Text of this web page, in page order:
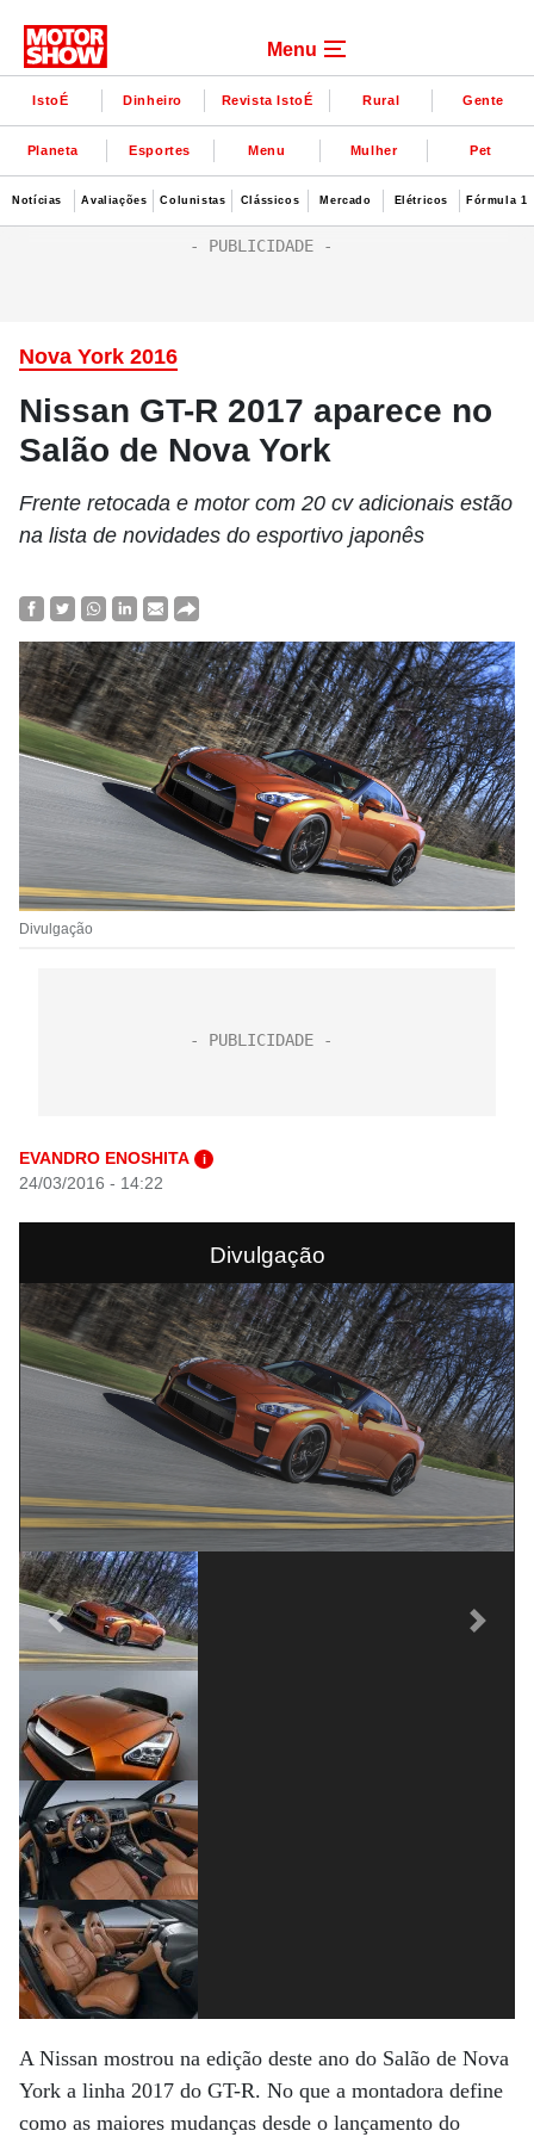
Menu
IstoÉ Dinheiro Revista IstoÉ Rural Gente
Planeta Esportes Menu Mulher Pet
Notícias Avaliações Colunistas Clássicos Mercado Elétricos Fórmula 1
Nova York 2016
Nissan GT-R 2017 aparece no
Salão de Nova York
Frente retocada e motor com 20 cv adicionais estão
na lista de novidades do esportivo japonês
Divulgação
EVANDRO ENOSHITA i
24/03/2016 - 14:22
Divulgação
Previous Next
A Nissan mostrou na edição deste ano do Salão de Nova
York a linha 2017 do GT-R. No que a montadora define
como as maiores mudanças desde o lançamento do